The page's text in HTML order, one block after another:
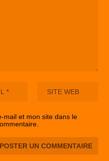
mail et mon site dans le